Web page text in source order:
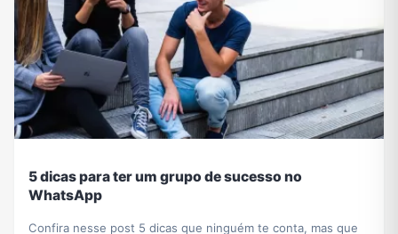
5 dicas para ter um grupo de sucesso no
WhatsApp
Confira nesse post 5 dicas que ninguém te conta, mas que